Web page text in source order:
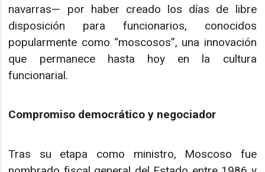
navarras― por haber creado los días de libre
disposición para funcionarios, conocidos
popularmente como “moscosos”, una innovación
que permanece hasta hoy en la cultura
funcionarial.
Compromiso democrático y negociador
Tras su etapa como ministro, Moscoso fue